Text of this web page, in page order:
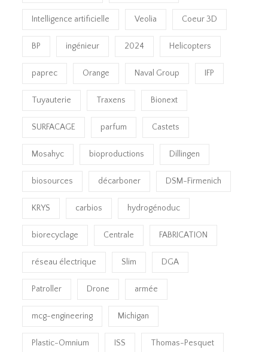
Intelligence artificielle Veolia Coeur 3D
BP ingénieur 2024 Helicopters
paprec Orange Naval Group IFP
Tuyauterie Traxens Bionext
SURFACAGE parfum Castets
Mosahyc bioproductions Dillingen
biosources décarboner DSM-Firmenich
KRYS carbios hydrogénoduc
biorecyclage Centrale FABRICATION
réseau électrique Slim DGA
Patroller Drone armée
mcg-engineering Michigan
Plastic-Omnium ISS Thomas-Pesquet